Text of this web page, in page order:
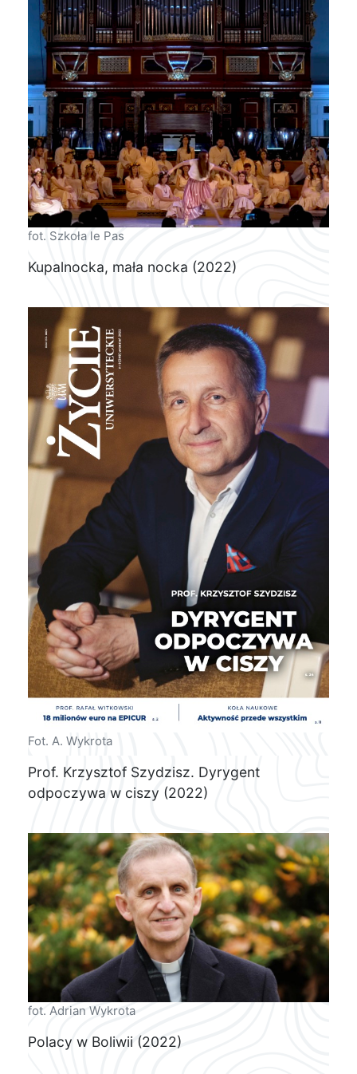
fot. Szkoła le Pas
Kupalnocka, mała nocka (2022)
Fot. A. Wykrota
Prof. Krzysztof Szydzisz. Dyrygent
odpoczywa w ciszy (2022)
fot. Adrian Wykrota
Polacy w Boliwii (2022)